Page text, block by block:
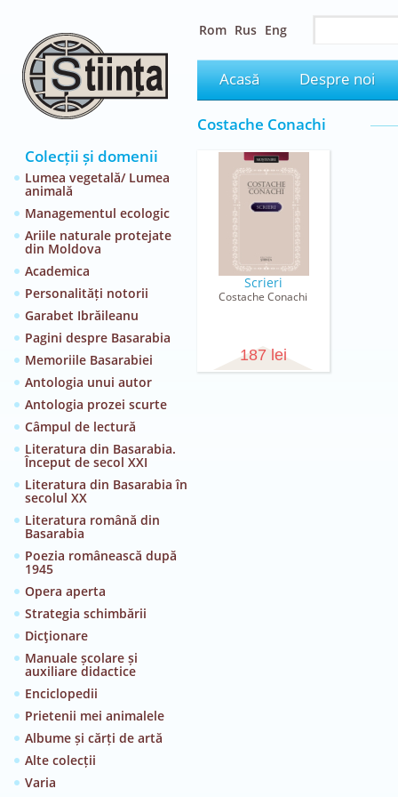
Colecții și domenii
Lumea vegetală/ Lumea
animală
Managementul ecologic
Ariile naturale protejate
din Moldova
Academica
Personalități notorii
Garabet Ibrăileanu
Pagini despre Basarabia
Memoriile Basarabiei
Antologia unui autor
Antologia prozei scurte
Câmpul de lectură
Literatura din Basarabia.
Început de secol XXI
Literatura din Basarabia în
secolul XX
Literatura română din
Basarabia
Poezia românească după
1945
Opera aperta
Strategia schimbării
Dicţionare
Manuale școlare și
auxiliare didactice
Enciclopedii
Prietenii mei animalele
Albume și cărți de artă
Alte colecții
Varia
Rom Rus Eng
Acasă Despre noi
Costache Conachi
Scrieri
Costache Conachi
187 lei